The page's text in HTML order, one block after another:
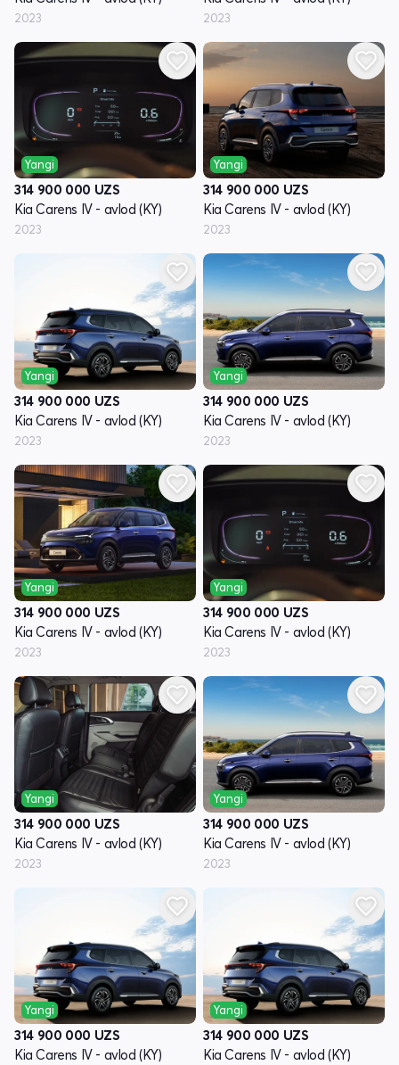
2023 2023
Yangi
314 900 000 UZS
Kia Carens IV - avlod (KY)
2023
Yangi
314 900 000 UZS
Kia Carens IV - avlod (KY)
2023
Yangi
314 900 000 UZS
Kia Carens IV - avlod (KY)
2023
Yangi
314 900 000 UZS
Kia Carens IV - avlod (KY)
2023
Yangi
314 900 000 UZS
Kia Carens IV - avlod (KY)
2023
Yangi
314 900 000 UZS
Kia Carens IV - avlod (KY)
2023
Yangi
314 900 000 UZS
Kia Carens IV - avlod (KY)
2023
Yangi
314 900 000 UZS
Kia Carens IV - avlod (KY)
2023
Yangi
314 900 000 UZS
Kia Carens IV - avlod (KY)
Yangi
314 900 000 UZS
Kia Carens IV - avlod (KY)